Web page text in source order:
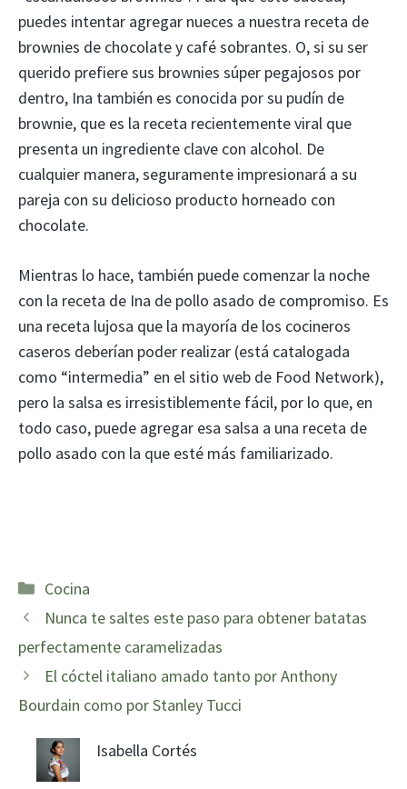
puedes intentar agregar nueces a nuestra receta de
brownies de chocolate y café sobrantes. O, si su ser
querido prefiere sus brownies súper pegajosos por
dentro, Ina también es conocida por su pudín de
brownie, que es la receta recientemente viral que
presenta un ingrediente clave con alcohol. De
cualquier manera, seguramente impresionará a su
pareja con su delicioso producto horneado con
chocolate.
Mientras lo hace, también puede comenzar la noche
con la receta de Ina de pollo asado de compromiso. Es
una receta lujosa que la mayoría de los cocineros
caseros deberían poder realizar (está catalogada
como “intermedia” en el sitio web de Food Network),
pero la salsa es irresistiblemente fácil, por lo que, en
todo caso, puede agregar esa salsa a una receta de
pollo asado con la que esté más familiarizado.
Categorías
Cocina
Nunca te saltes este paso para obtener batatas
perfectamente caramelizadas
El cóctel italiano amado tanto por Anthony
Bourdain como por Stanley Tucci
Isabella Cortés